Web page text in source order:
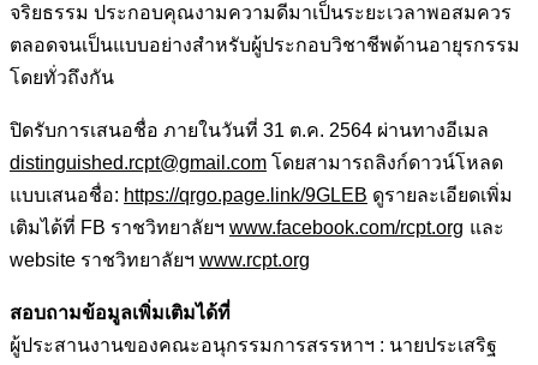
จริยธรรม ประกอบคุณงามความดีมาเป็นระยะเวลาพอสมควร
ตลอดจนเป็นแบบอย่างสำหรับผู้ประกอบวิชาชีพด้านอายุรกรรม
โดยทั่วถึงกัน
ปิดรับการเสนอชื่อ ภายในวันที่ 31 ต.ค. 2564 ผ่านทางอีเมล
distinguished.rcpt@gmail.com โดยสามารถลิงก์ดาวน์โหลด
แบบเสนอชื่อ: https://qrgo.page.link/9GLEB ดูรายละเอียดเพิ่ม
เติมได้ที่ FB ราชวิทยาลัยฯ www.facebook.com/rcpt.org และ
website ราชวิทยาลัยฯ www.rcpt.org
สอบถามข้อมูลเพิ่มเติมได้ที่
ผู้ประสานงานของคณะอนุกรรมการสรรหาฯ : นายประเสริฐ